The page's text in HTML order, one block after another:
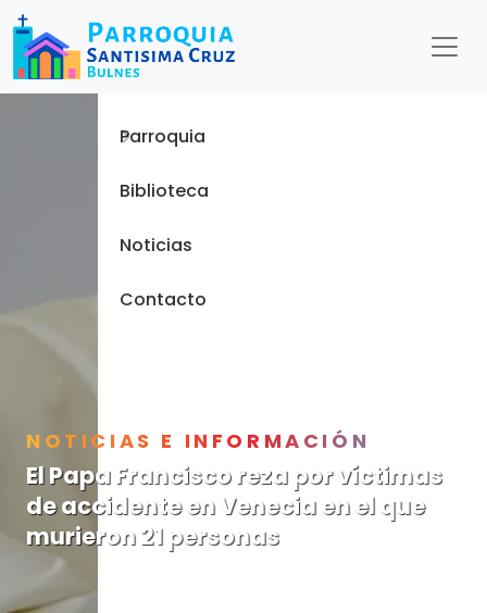
NOTICIAS E INFORMACIÓN
El Papa Francisco reza por víctimas
de accidente en Venecia en el que
murieron 21 personas
Menu
Inicio
Parroquia
Biblioteca
Noticias
Contacto